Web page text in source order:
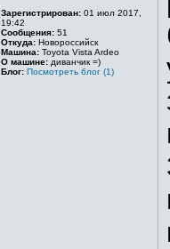
Зарегистрирован: 01 июл 2017,
19:42
Сообщения: 51
Откуда: Новороссийск
Машина: Toyota Vista Ardeo
О машине: диванчик =)
Блог: Посмотреть блог (1)